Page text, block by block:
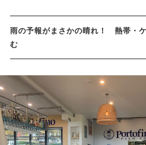
雨の予報がまさかの晴れ！ 熱帯・
む